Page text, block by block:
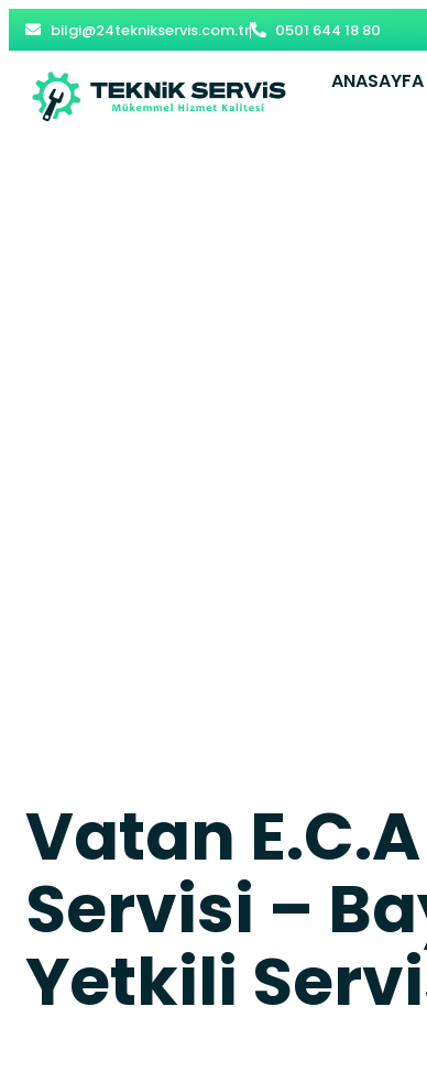
bilgi@24teknikservis.com.tr 0501 644 18 80
ANASAYFA
Vatan
Servisi –
Yetkili